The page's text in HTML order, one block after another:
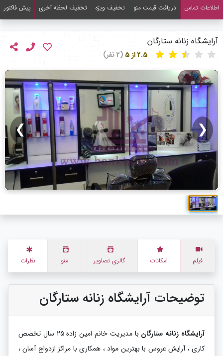
اطلاعات تماس دریافت قیمت منو تخفیف ویژه تخفیف لحظه آخری پیش فاکتور
آرایشگاه زنانه ستارگان
(2 نفر)
❮
❯
فیلم امکانات گالری تصاویر منو نظرات
توضیحات آرایشگاه زنانه ستارگان
آرایشگاه زنانه ستارگان
با مدیریت خانم امین زاده 25 سال تخصص
کاری ، آرایش عروس با بهترین مواد ، همکاری با مراکز ازدواج آسان ،